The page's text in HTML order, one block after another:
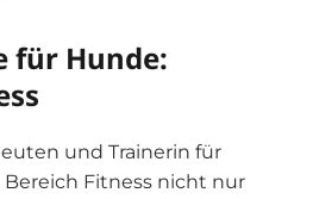
für Hunde:
und Trainerin für
Fitness nicht nur